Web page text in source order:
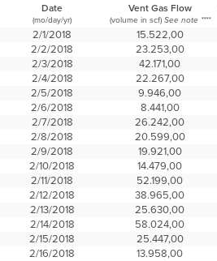
Date Vent Gas Flow
(mo/day/yr) (volume in scf) See note ****
2/1/2018 15.522,00
2/2/2018
23.253,00
2/3/2018
42.171,00
2/4/2018
22.267,00
2/5/2018
9.946,00
2/6/2018
8.441,00
2/7/2018
26.242,00
2/8/2018
20.599,00
2/9/2018
19.921,00
2/10/2018
14.479,00
2/11/2018
52.199,00
2/12/2018
38.965,00
2/13/2018
25.630,00
2/14/2018
58.024,00
2/15/2018
25.447,00
2/16/2018
13.958,00